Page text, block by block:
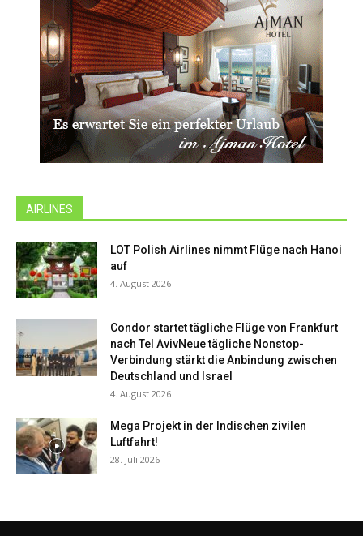
AIRLINES
LOT Polish Airlines nimmt Flüge nach Hanoi
auf
4. August 2026
Condor startet tägliche Flüge von Frankfurt
nach Tel AvivNeue tägliche Nonstop-
Verbindung stärkt die Anbindung zwischen
Deutschland und Israel
4. August 2026
Mega Projekt in der Indischen zivilen
Luftfahrt!
28. Juli 2026